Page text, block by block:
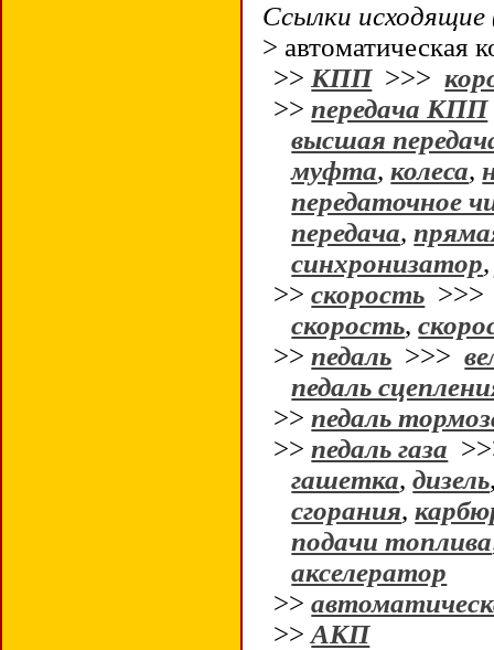
Ссылки исходящие
> автоматическая
>> КПП>>>
>>передача КПП
высшая
муфта,колеса,
передаточное
передача,
синхронизатор
>>скорость
скорость,
>>педаль >>>
педаль
>>педаль
>>педаль газа
гашетка,дизель
сгорания,
подачи топлива
акселератор
>>
>>АКП